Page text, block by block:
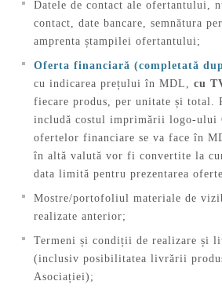
Datele de contact ale ofertantului,
contact, date bancare, semnătura
amprenta ștampilei ofertantului;
Oferta financiară (completată
cu indicarea prețului în MDL, cu
fiecare produs, per unitate și total.
includă costul imprimării logo-ului
ofertelor financiare se va face în
în altă valută vor fi convertite la
data limită pentru prezentarea
Mostre/portofoliul materiale de
realizate anterior;
Termeni și condiții de realizare și
(inclusiv posibilitatea livrării
Asociației);